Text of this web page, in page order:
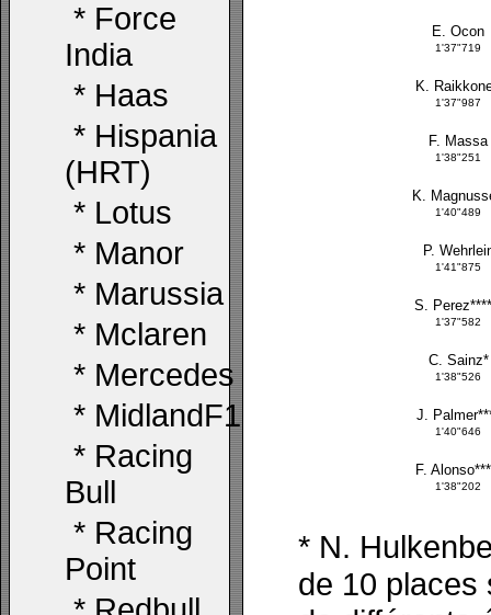
* Force
India
* Haas
* Hispania
(HRT)
* Lotus
* Manor
* Marussia
* Mclaren
* Mercedes
* MidlandF1
* Racing
Bull
* Racing
Point
E. Ocon
1'37"719
K.
1'37"987
F. Massa
1'38"251
K.
1'40"489
P.
1'41"875
S.
1'37"582
C. Sainz*
1'38"526
J.
1'40"646
F.
1'38"202
* N.
de 10 places